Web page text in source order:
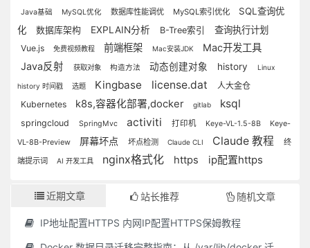
Java基础 MySQL优化 数据库性能调优 MySQL索引优化
SQL查询优
化
数据库架构 EXPLAIN分析 B-Tree索引 查询执行计划
Vue.js 免费视频教程 前端框架 Mac安装JDK Mac开发工具
Java反射 获取对象 构造方法 动态创建对象 history Linux
history 时间戳 选题 Kingbase license.dat
人大金仓
Kubernetes
k8s,容器化部署,docker gitlab ksql
springcloud SpringMvc activiti 打印机 Keye-VL-1.5-8B
Keye-
VL-8B-Preview
屏幕坏点 坏点检测 Claude CLI Claude 教程
终
端提示词
AI 开发工具 nginx格式化 https ip配置https
近期文章 站长推荐 随机文章
IP地址配置HTTPS 内网IP配置HTTPS保姆教程